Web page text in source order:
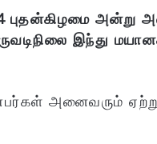
புதன்கிழமை அன்று
இந்து
அனைவரும்